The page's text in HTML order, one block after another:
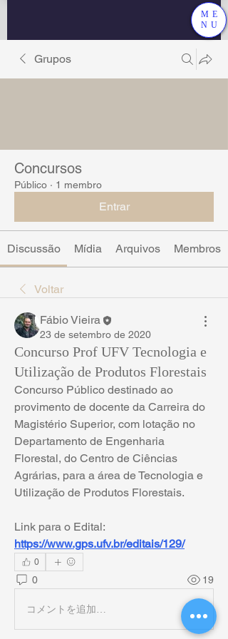
ME
NU
Grupos
Concursos
Público · 1 membro
Entrar
Discussão Mídia Arquivos Membros
Voltar
Fábio Vieira
23 de setembro de 2020
Concurso Prof UFV Tecnologia e
Utilização de Produtos Florestais
Concurso Público destinado ao
provimento de docente da Carreira do
Magistério Superior, com lotação no
Departamento de Engenharia
Florestal, do Centro de Ciências
Agrárias, para a área de Tecnologia e
Utilização de Produtos Florestais.
https://www.gps.ufv.br/editais/129/
0
0 19
コメントを追加…